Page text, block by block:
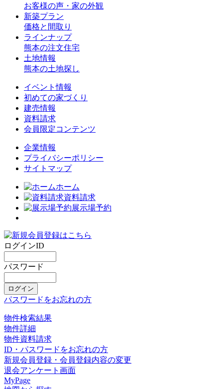
お客様の声・家の外観
新築プラン
価格と間取り
ラインナップ
熊本の注文住宅
土地情報
熊本の土地探し
イベント情報
初めての家づくり
建売情報
資料請求
会員限定コンテンツ
企業情報
プライバシーポリシー
サイトマップ
ホーム
資料請求
展示場予約
ログインID
パスワード
パスワードをお忘れの方
物件検索結果
物件詳細
物件資料請求
ID・パスワードをお忘れの方
新規会員登録・会員登録内容の変更
退会アンケート画面
MyPage